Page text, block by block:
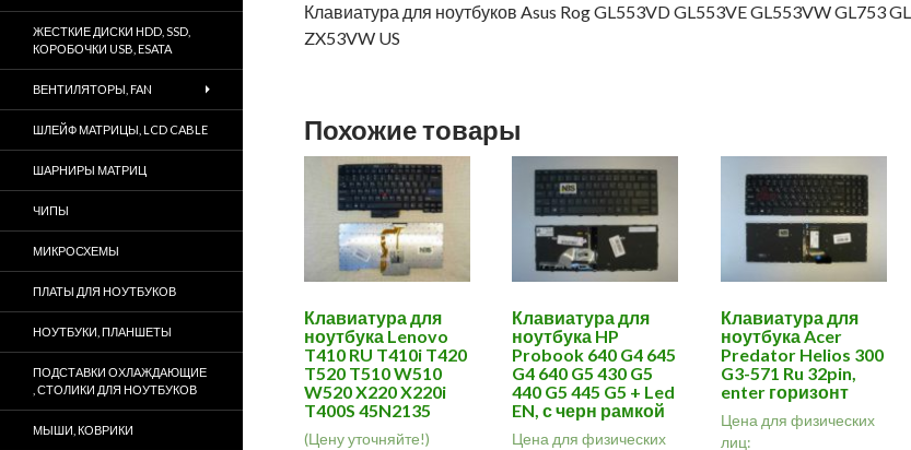
Клавиатура для ноутбуков Asus Rog GL553VD GL553VE GL553VW GL753
ZX53VW US
Похожие товары
Клавиатура для
ноутбука Lenovo
T410 RU T410i T420
T520 T510 W510
W520 X220 X220i
T400S 45N2135
(Цену уточняйте!)
Клавиатура для
ноутбука HP
Probook 640 G4 645
G4 640 G5 430 G5
440 G5 445 G5 + Led
EN, с черн рамкой
Цена для физических
Клавиатура для
ноутбука Acer
Predator Helios 300
G3-571 Ru 32pin,
enter горизонт
Цена для физических
лиц:
ЖЕСТКИЕ ДИСКИ HDD, SSD,
КОРОБОЧКИ USB, ESATA
ВЕНТИЛЯТОРЫ, FAN
ШЛЕЙФ МАТРИЦЫ, LCD CABLE
ШАРНИРЫ МАТРИЦ
ЧИПЫ
МИКРОСХЕМЫ
ПЛАТЫ ДЛЯ НОУТБУКОВ
НОУТБУКИ, ПЛАНШЕТЫ
ПОДСТАВКИ ОХЛАЖДАЮЩИЕ
, СТОЛИКИ ДЛЯ НОУТБУКОВ
МЫШИ, КОВРИКИ